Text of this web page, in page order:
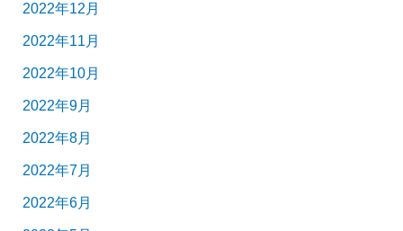
2022年12月
2022年11月
2022年10月
2022年9月
2022年8月
2022年7月
2022年6月